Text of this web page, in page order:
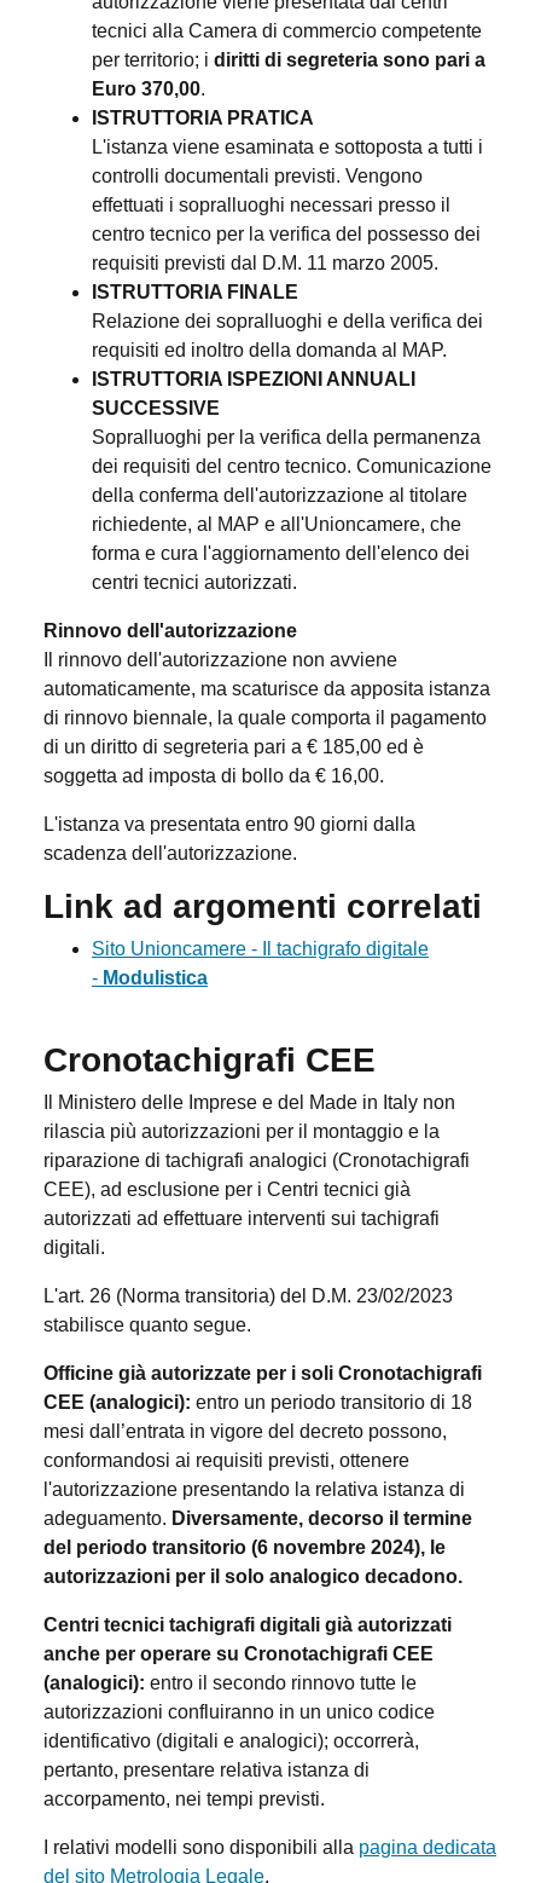
tecnici alla Camera di commercio competente
per territorio; i diritti di segreteria sono pari a
Euro 370,00.
ISTRUTTORIA PRATICA
L'istanza viene esaminata e sottoposta a tutti i
controlli documentali previsti. Vengono
effettuati i sopralluoghi necessari presso il
centro tecnico per la verifica del possesso dei
requisiti previsti dal D.M. 11 marzo 2005.
ISTRUTTORIA FINALE
Relazione dei sopralluoghi e della verifica dei
requisiti ed inoltro della domanda al MAP.
ISTRUTTORIA ISPEZIONI ANNUALI
SUCCESSIVE
Sopralluoghi per la verifica della permanenza
dei requisiti del centro tecnico. Comunicazione
della conferma dell'autorizzazione al titolare
richiedente, al MAP e all'Unioncamere, che
forma e cura l'aggiornamento dell'elenco dei
centri tecnici autorizzati.
Rinnovo dell'autorizzazione
Il rinnovo dell'autorizzazione non avviene
automaticamente, ma scaturisce da apposita istanza
di rinnovo biennale, la quale comporta il pagamento
di un diritto di segreteria pari a € 185,00 ed è
soggetta ad imposta di bollo da € 16,00.
L'istanza va presentata entro 90 giorni dalla
scadenza dell'autorizzazione.
Link ad argomenti correlati
Sito Unioncamere - Il tachigrafo digitale
- Modulistica
Cronotachigrafi CEE
Il Ministero delle Imprese e del Made in Italy non
rilascia più autorizzazioni per il montaggio e la
riparazione di tachigrafi analogici (Cronotachigrafi
CEE), ad esclusione per i Centri tecnici già
autorizzati ad effettuare interventi sui tachigrafi
digitali.
L'art. 26 (Norma transitoria) del D.M. 23/02/2023
stabilisce quanto segue.
Officine già autorizzate per i soli Cronotachigrafi
CEE (analogici): entro un periodo transitorio di 18
mesi dall’entrata in vigore del decreto possono,
conformandosi ai requisiti previsti, ottenere
l'autorizzazione presentando la relativa istanza di
adeguamento. Diversamente, decorso il termine
del periodo transitorio (6 novembre 2024), le
autorizzazioni per il solo analogico decadono.
Centri tecnici tachigrafi digitali già autorizzati
anche per operare su Cronotachigrafi CEE
(analogici): entro il secondo rinnovo tutte le
autorizzazioni confluiranno in un unico codice
identificativo (digitali e analogici); occorrerà,
pertanto, presentare relativa istanza di
accorpamento, nei tempi previsti.
I relativi modelli sono disponibili alla pagina dedicata
del sito Metrologia Legale.